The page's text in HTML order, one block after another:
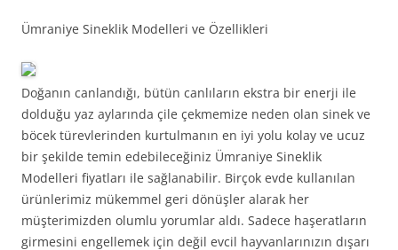
Ümraniye Sineklik Modelleri ve Özellikleri
Doğanın canlandığı, bütün canlıların ekstra bir enerji ile
dolduğu yaz aylarında çile çekmemize neden olan sinek ve
böcek türevlerinden kurtulmanın en iyi yolu kolay ve ucuz
bir şekilde temin edebileceğiniz Ümraniye Sineklik
Modelleri fiyatları ile sağlanabilir. Birçok evde kullanılan
ürünlerimiz mükemmel geri dönüşler alarak her
müşterimizden olumlu yorumlar aldı. Sadece haşeratların
girmesini engellemek için değil evcil hayvanlarınızın dışarı